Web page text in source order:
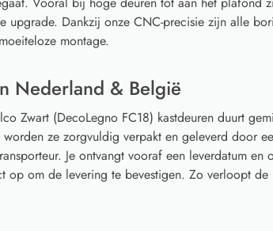
upgrade. Dankzij onze CNC-precisie zijn alle
montage.
Nederland & België
Zwart (DecoLegno FC18) kastdeuren duurt
ze zorgvuldig verpakt en geleverd door
Je ontvangt vooraf een leverdatum en
op om de levering te bevestigen. Zo verloopt de